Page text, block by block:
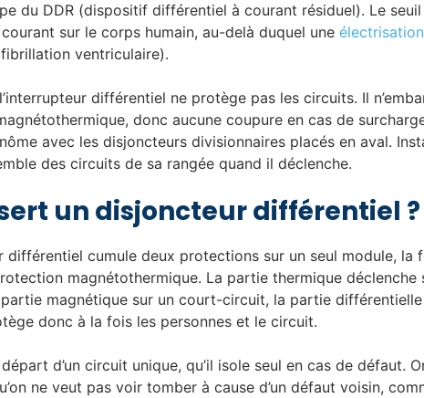
du DDR (dispositif différentiel à courant résiduel). Le
sur le corps humain, au-delà duquel une électrisation
ventriculaire).
différentiel ne protège pas les circuits. Il
donc aucune coupure en cas de
avec les disjoncteurs divisionnaires placés en aval.
des circuits de sa rangée quand il déclenche.
un disjoncteur différentiel ?
différentiel cumule deux protections sur un seul module, la
magnétothermique. La partie thermique déclenche
magnétique sur un court-circuit, la partie
donc à la fois les personnes et le circuit.
départ d’un circuit unique, qu’il isole seul en cas de défaut.
ne veut pas voir tomber à cause d’un défaut voisin,